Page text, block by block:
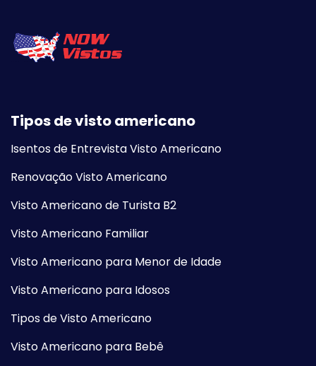
Tipos de visto americano
Isentos de Entrevista Visto Americano
Renovação Visto Americano
Visto Americano de Turista B2
Visto Americano Familiar
Visto Americano para Menor de Idade
Visto Americano para Idosos
Tipos de Visto Americano
Visto Americano para Bebê